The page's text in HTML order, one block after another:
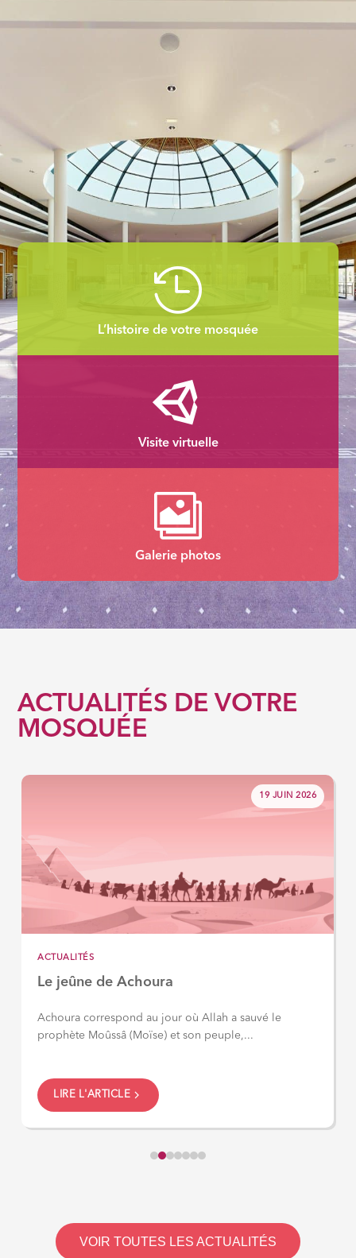

L’histoire de votre mosquée

Visite virtuelle

Galerie photos
ACTUALITÉS DE VOTRE
MOSQUÉE
19 JUIN 2026
ACTUALITÉS
Le jeûne de Achoura
Achoura correspond au jour où Allah a sauvé le
prophète Moûssâ (Moïse) et son peuple,...
LIRE L'ARTICLE
VOIR TOUTES LES ACTUALITÉS